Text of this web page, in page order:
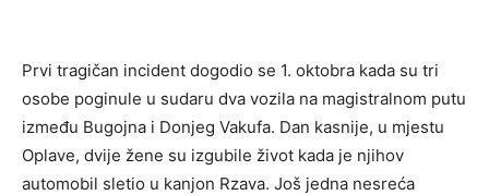
Prvi tragičan incident dogodio se 1. oktobra kada su tri
osobe poginule u sudaru dva vozila na magistralnom putu
između Bugojna i Donjeg Vakufa. Dan kasnije, u mjestu
Oplave, dvije žene su izgubile život kada je njihov
automobil sletio u kanjon Rzava. Još jedna nesreća